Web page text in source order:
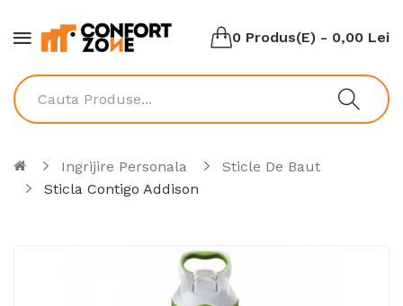
0 Produs(e) - 0,00 Lei
Ingrijire Personala
Sticle De Baut
Sticla Contigo Addison